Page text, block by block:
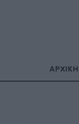
ΑΡΧΙΚΉ